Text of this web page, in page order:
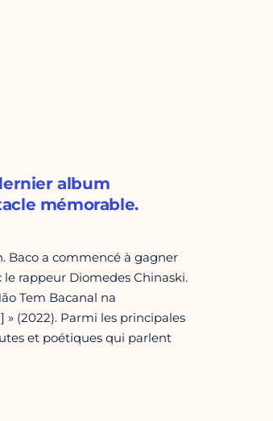
album
mémorable.
Baco a commencé à gagner
le rappeur Diomedes Chinaski.
Tem Bacanal na
» (2022). Parmi les principales
et poétiques qui parlent